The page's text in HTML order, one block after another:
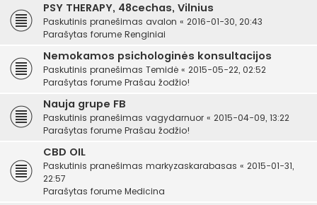
PSY THERAPY, 48cechas, Vilnius
Paskutinis pranešimas avalon « 2016-01-30, 20:43
Parašytas forume Renginiai
Nemokamos psichologinės konsultacijos
Paskutinis pranešimas Temidė « 2015-05-22, 02:52
Parašytas forume Prašau žodžio!
Nauja grupe FB
Paskutinis pranešimas vagydarnuor « 2015-04-09, 13:22
Parašytas forume Prašau žodžio!
CBD OIL
Paskutinis pranešimas markyzaskarabasas « 2015-01-31,
22:57
Parašytas forume Medicina